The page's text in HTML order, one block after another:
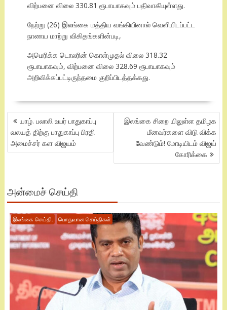
விற்பனை விலை 330.81 ரூபாயாகவும் பதிவாகியுள்ளது.
நேற்று (26) இலங்கை மத்திய வங்கியினால் வெளியிடப்பட்ட
நாணய மாற்று விகிதங்களின்படி,
அமெரிக்க டொலரின் கொள்முதல் விலை 318.32
ரூபாயாகவும், விற்பனை விலை 328.69 ரூபாயாகவும்
அறிவிக்கப்பட்டிருந்தமை குறிப்பிடத்தக்கது.
POST
NAVIGATION
யாழ். பலாலி உயர் பாதுகாப்பு
வலயத் திற்கு பாதுகாப்பு பிரதி
அமைச்சர் கள விஜயம்
இலங்கை சிறை யிலுள்ள தமிழக
மீனவர்களை விடு விக்க
வேண்டும்! மோடியிடம் விஜய்
கோரிக்கை
அன்மைச் செய்தி
இலங்கை செய்தி. பொதுவான செய்திகள்